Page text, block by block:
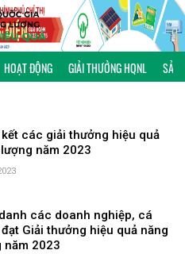
HOẠT ĐỘNG GIẢI THƯỞNG HQNL SẢN
NĂNG LƯỢNG
các giải thưởng hiệu quả
năm 2023
các doanh nghiệp, cá
Giải thưởng hiệu quả năng
năm 2023